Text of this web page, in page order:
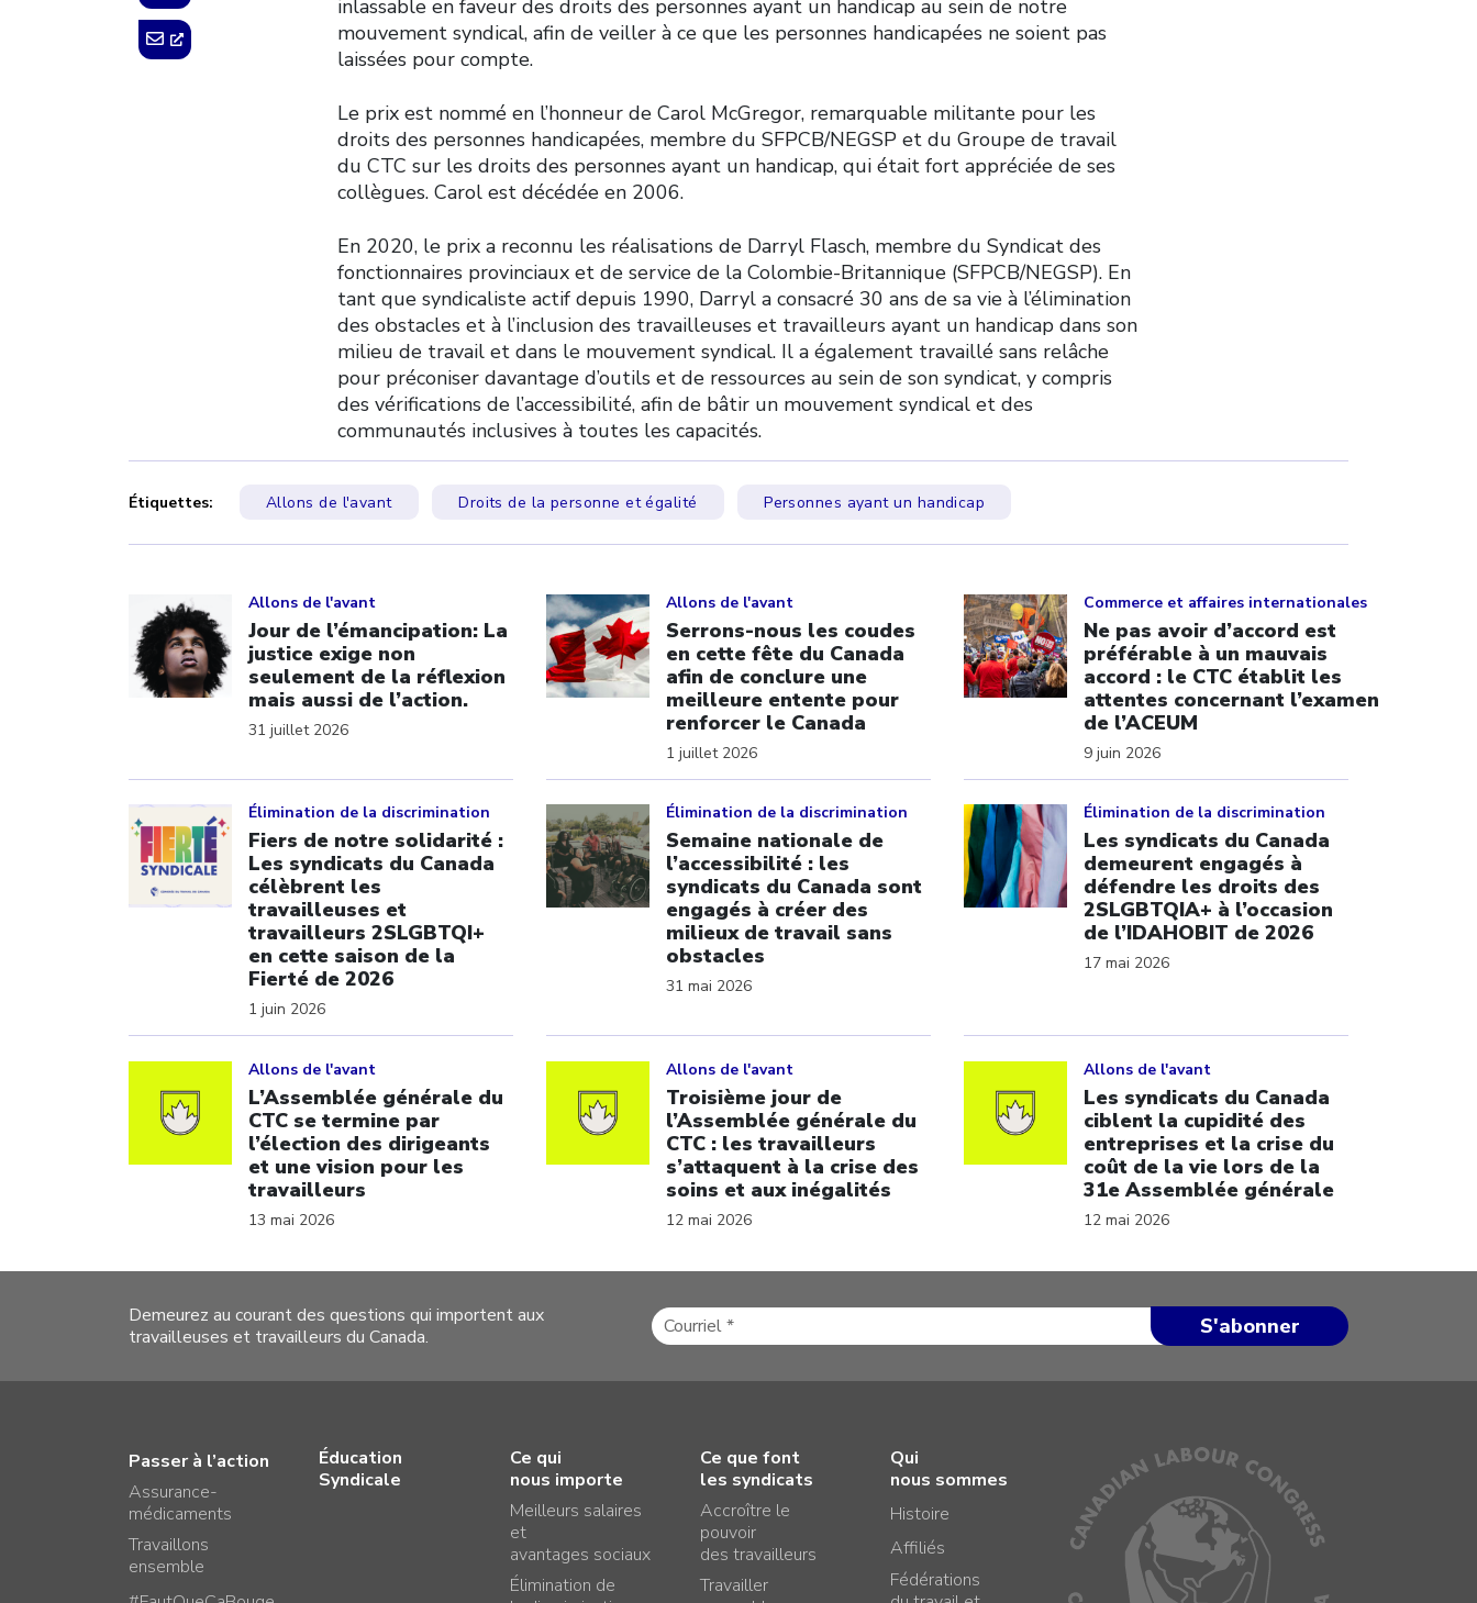
inlassable en faveur des droits des personnes ayant un handicap au sein de notre
mouvement syndical, afin de veiller à ce que les personnes handicapées ne soient pas
laissées pour compte.
Le prix est nommé en l’honneur de Carol McGregor, remarquable militante pour les
droits des personnes handicapées, membre du SFPCB/NEGSP et du Groupe de travail
du CTC sur les droits des personnes ayant un handicap, qui était fort appréciée de ses
collègues. Carol est décédée en 2006.
En 2020, le prix a reconnu les réalisations de Darryl Flasch, membre du Syndicat des
fonctionnaires provinciaux et de service de la Colombie-Britannique (SFPCB/NEGSP). En
tant que syndicaliste actif depuis 1990, Darryl a consacré 30 ans de sa vie à l’élimination
des obstacles et à l’inclusion des travailleuses et travailleurs ayant un handicap dans son
milieu de travail et dans le mouvement syndical. Il a également travaillé sans relâche
pour préconiser davantage d’outils et de ressources au sein de son syndicat, y compris
des vérifications de l’accessibilité, afin de bâtir un mouvement syndical et des
communautés inclusives à toutes les capacités.
Étiquettes: Allons de l'avant Droits de la personne et égalité Personnes ayant un handicap
Allons de l'avant
Jour de l’émancipation: La
justice exige non
seulement de la réflexion
mais aussi de l’action.
31 juillet 2026
Allons de l'avant
Serrons-nous les coudes
en cette fête du Canada
afin de conclure une
meilleure entente pour
renforcer le Canada
1 juillet 2026
Commerce et affaires internationales
Ne pas avoir d’accord est
préférable à un mauvais
accord : le CTC établit les
attentes concernant l’examen
de l’ACEUM
9 juin 2026
Élimination de la discrimination
Fiers de notre solidarité :
Les syndicats du Canada
célèbrent les
travailleuses et
travailleurs 2SLGBTQI+
en cette saison de la
Fierté de 2026
1 juin 2026
Élimination de la discrimination
Semaine nationale de
l’accessibilité : les
syndicats du Canada sont
engagés à créer des
milieux de travail sans
obstacles
31 mai 2026
Élimination de la discrimination
Les syndicats du Canada
demeurent engagés à
défendre les droits des
2SLGBTQIA+ à l’occasion
de l’IDAHOBIT de 2026
17 mai 2026
Allons de l'avant
L’Assemblée générale du
CTC se termine par
l’élection des dirigeants
et une vision pour les
travailleurs
13 mai 2026
Allons de l'avant
Troisième jour de
l’Assemblée générale du
CTC : les travailleurs
s’attaquent à la crise des
soins et aux inégalités
12 mai 2026
Allons de l'avant
Les syndicats du Canada
ciblent la cupidité des
entreprises et la crise du
coût de la vie lors de la
31e Assemblée générale
12 mai 2026
Demeurez au courant des questions qui importent aux
travailleuses et travailleurs du Canada.
Passer à l’action
Assurance-
médicaments
Travaillons
ensemble
Éducation
Syndicale
Ce qui
nous importe
Meilleurs salaires
et
avantages sociaux
Élimination de
Ce que font
les syndicats
Accroître le
pouvoir
des travailleurs
Travailler
Qui
nous sommes
Histoire
Affiliés
Fédérations